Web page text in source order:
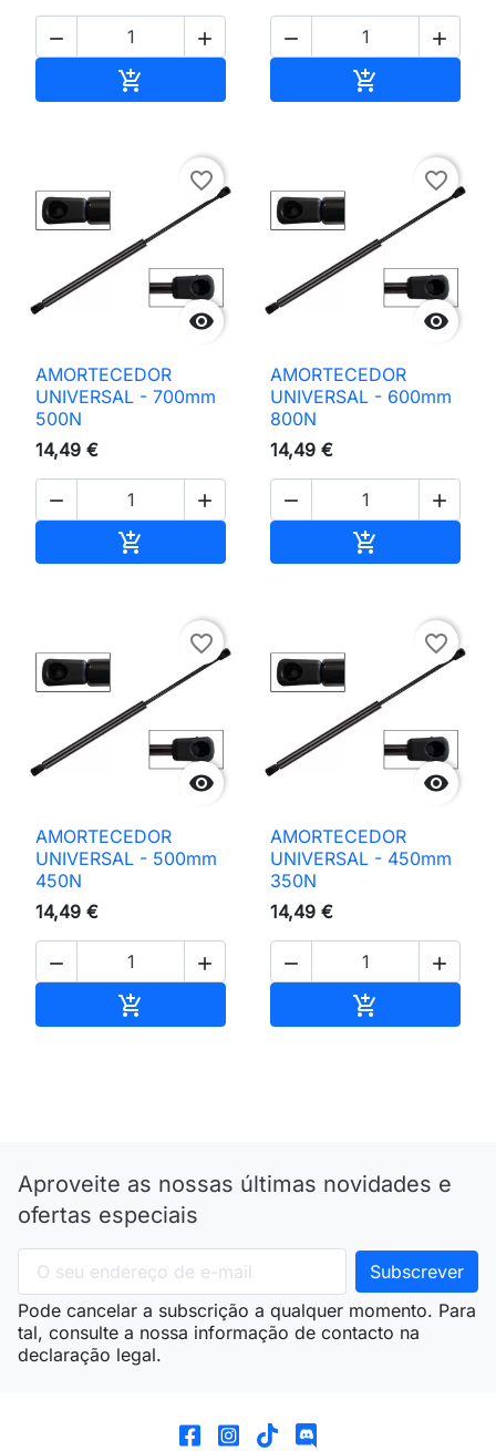
 

 


favorite_border
AMORTECEDOR
UNIVERSAL - 700mm
500N
14,49 €
 


favorite_border
AMORTECEDOR
UNIVERSAL - 600mm
800N
14,49 €
 


favorite_border
AMORTECEDOR
UNIVERSAL - 500mm
450N
14,49 €
 


favorite_border
AMORTECEDOR
UNIVERSAL - 450mm
350N
14,49 €
 

Aproveite as nossas últimas novidades e
ofertas especiais
Pode cancelar a subscrição a qualquer momento. Para
tal, consulte a nossa informação de contacto na
declaração legal.